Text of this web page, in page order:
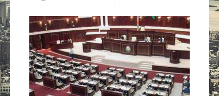
Güney Azərbaycan
Mədəniyyət
Müsahibə
İdman